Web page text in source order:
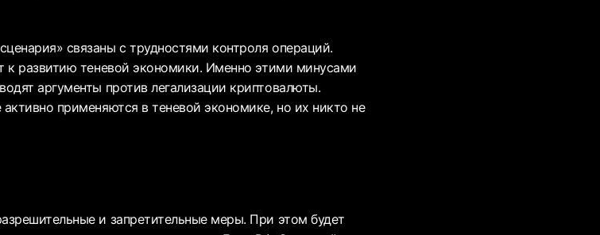
связаны с трудностями контроля операций.
к развитию теневой экономики. Именно этими минусами
аргументы против легализации криптовалюты.
применяются в теневой экономике, но их никто не
и запретительные меры. При этом будет